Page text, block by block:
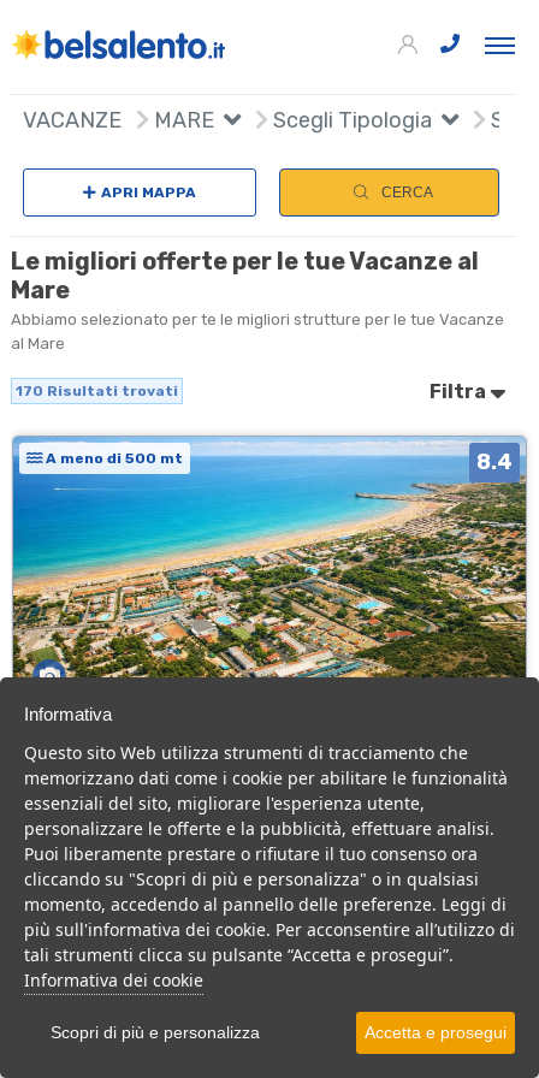
VACANZE MARE Scegli Tipologia
APRI MAPPA CERCA
Le migliori offerte per le tue Vacanze al
Mare
Abbiamo selezionato per te le migliori strutture per le tue Vacanze
al Mare
170 Risultati trovati Filtra
A meno di 500 mt 8.4
Puglia > Gargano > Vieste
107 Camere
Villaggio a Vieste, con piscina e animazione, ideale per famiglie
con bambini.
Villaggio Hotel
VEDI SU MAPPA
+
Informativa
Questo sito Web utilizza strumenti di tracciamento che
memorizzano dati come i cookie per abilitare le funzionalità
essenziali del sito, migliorare l'esperienza utente,
personalizzare le offerte e la pubblicità, effettuare analisi.
Puoi liberamente prestare o rifiutare il tuo consenso ora
cliccando su "Scopri di più e personalizza" o in qualsiasi
momento, accedendo al pannello delle preferenze. Leggi di
più sull'informativa dei cookie. Per acconsentire all’utilizzo di
tali strumenti clicca su pulsante “Accetta e prosegui”.
Informativa dei cookie
Scopri di più e personalizza Accetta e prosegui